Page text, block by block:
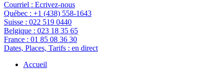
Courriel : Ecrivez-nous
Québec : +1 (438) 558-1643
Suisse : 022 519 0440
Belgique : 023 18 35 65
France : 01 85 08 36 30
Dates, Places, Tarifs : en direct
Accueil